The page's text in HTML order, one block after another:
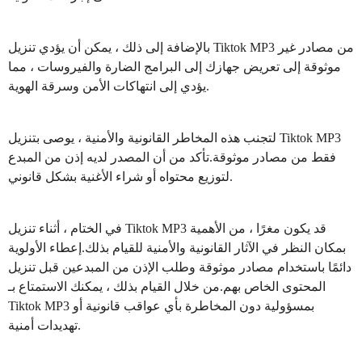
بالإضافة إلى ذلك ، يمكن أن يؤدي تنزيل Tiktok MP3 من مصادر غير
موثوقة إلى تعريض جهازك إلى البرامج الضارة والفيروسات ، مما
يؤدي إلى انتهاكات الأمن وسرقة الهوية.
لتجنب هذه المخاطر القانونية والأمنية ، يوصى بتنزيل Tiktok MP3
فقط من مصادر موثوقة.تأكد من أن المصدر لديه إذن من المبدع
لتوزيع محتواه أو شراء الأغنية بشكل قانوني.
في الختام ، أثناء تنزيل Tiktok MP3 قد يكون مغرًا ، من الأهمية
بمكان النظر في الآثار القانونية والأمنية للقيام بذلك.إعطاء الأولوية
دائمًا باستخدام مصادر موثوقة وطلب الإذن من المبدعين قبل تنزيل
المحتوى الخاص بهم.من خلال القيام بذلك ، يمكنك الاستمتاع بـ
Tiktok MP3 بمسؤولية دون المخاطرة بأي عواقب قانونية أو
تهديدات أمنية.